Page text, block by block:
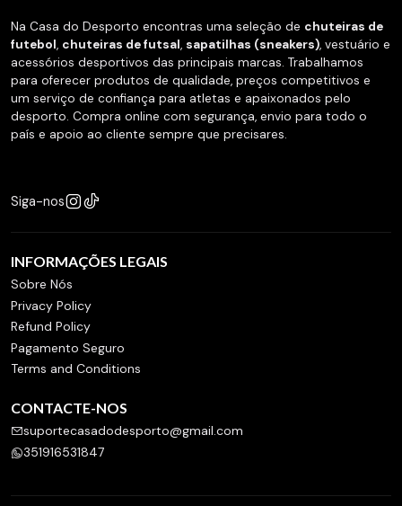
Na Casa do Desporto encontras uma seleção de chuteiras de
futebol, chuteiras de futsal, sapatilhas (sneakers), vestuário e
acessórios desportivos das principais marcas. Trabalhamos
para oferecer produtos de qualidade, preços competitivos e
um serviço de confiança para atletas e apaixonados pelo
desporto. Compra online com segurança, envio para todo o
país e apoio ao cliente sempre que precisares.
Siga-nos
INFORMAÇÕES LEGAIS
Sobre Nós
Privacy Policy
Refund Policy
Pagamento Seguro
Terms and Conditions
CONTACTE-NOS
suportecasadodesporto@gmail.com
351916531847